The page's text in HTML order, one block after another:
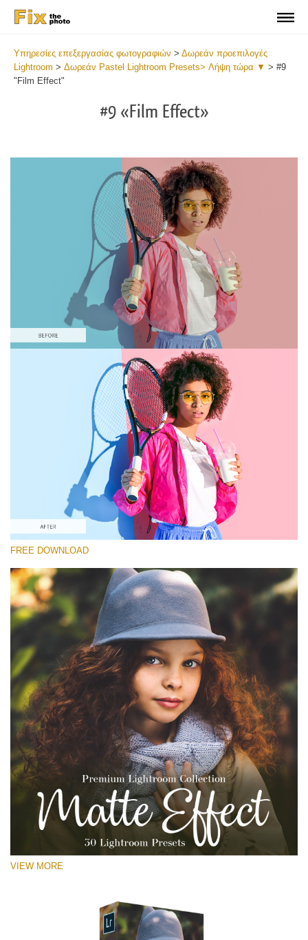
Υπηρεσίες επεξεργασίας φωτογραφιών > Δωρεάν προεπιλογές
Lightroom > Δωρεάν Pastel Lightroom Presets> Λήψη τώρα ▼ > #9
"Film Effect"
#9 «Film Effect»
Please select
Free Pastel Preset #9
Matte Complete
(130 Lr Presets)
Entire Collection
(2067 Lr Presets)
Free download
FREE DOWNLOAD
VIEW MORE